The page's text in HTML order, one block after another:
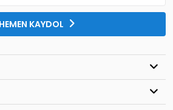
HEMEN KAYDOL